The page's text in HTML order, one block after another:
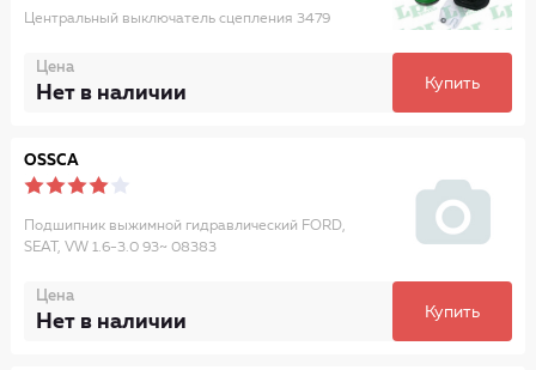
Центральный выключатель сцепления 3479
Цена
Нет в наличии Купить
OSSCA
Подшипник выжимной гидравлический FORD,
SEAT, VW 1.6-3.0 93~ 08383
Цена
Нет в наличии Купить